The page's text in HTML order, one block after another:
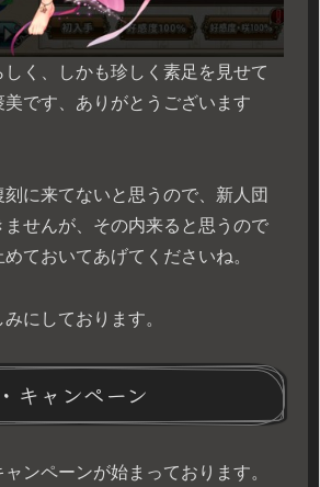
しく、しかも珍しく素足を見せて
美です、ありがとうございます
に来てないと思うので、新人団
せんが、その内来ると思うので
ておいてあげてくださいね。
にしております。
キャンペーン
ンペーンが始まっております。